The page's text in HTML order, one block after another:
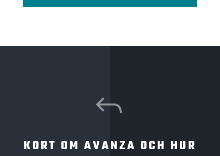
J
KORT OM AVANZA OCH HUR